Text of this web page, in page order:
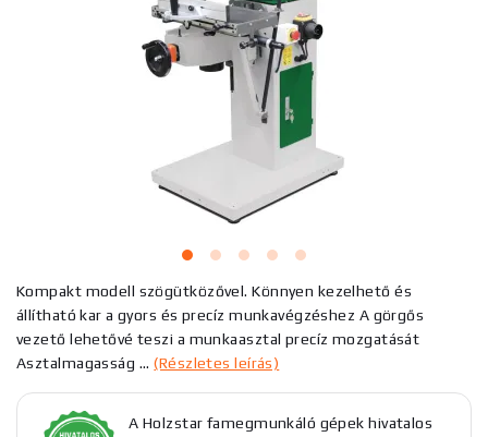
Kompakt modell szögütközővel. Könnyen kezelhető és
állítható kar a gyors és precíz munkavégzéshez A görgős
vezető lehetővé teszi a munkaasztal precíz mozgatását
Asztalmagasság ...(Részletes leírás)
A Holzstar famegmunkáló gépek hivatalos